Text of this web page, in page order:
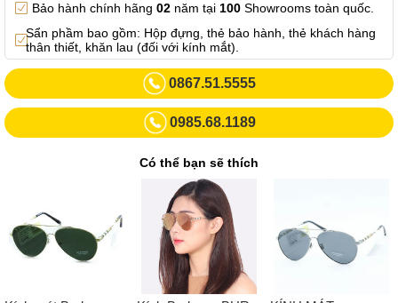
0982.769.887
Showroom 3: Số 87 Trương Định - Hai Bà Trưng - Hà Nội.
0969102552
Số 55 Trần Đăng Ninh – Cầu Giấy – Hà Nội
0963264832
02437836542
Số 8 Trần Duy Hưng - Cầu Giấy - Hà Nội
02432232319
Số 413 Quang Trung - Hà Đông - Hà Nội
02432127660
Bảo hành chính hãng 02 năm tại 100 Showrooms toàn quốc.
Sẩn phầm bao gồm: Hộp đựng, thẻ bảo hành, thẻ khách hàng
thân thiết, khăn lau (đối với kính mắt).
0867.51.5555
0985.68.1189
Có thể bạn sẽ thích